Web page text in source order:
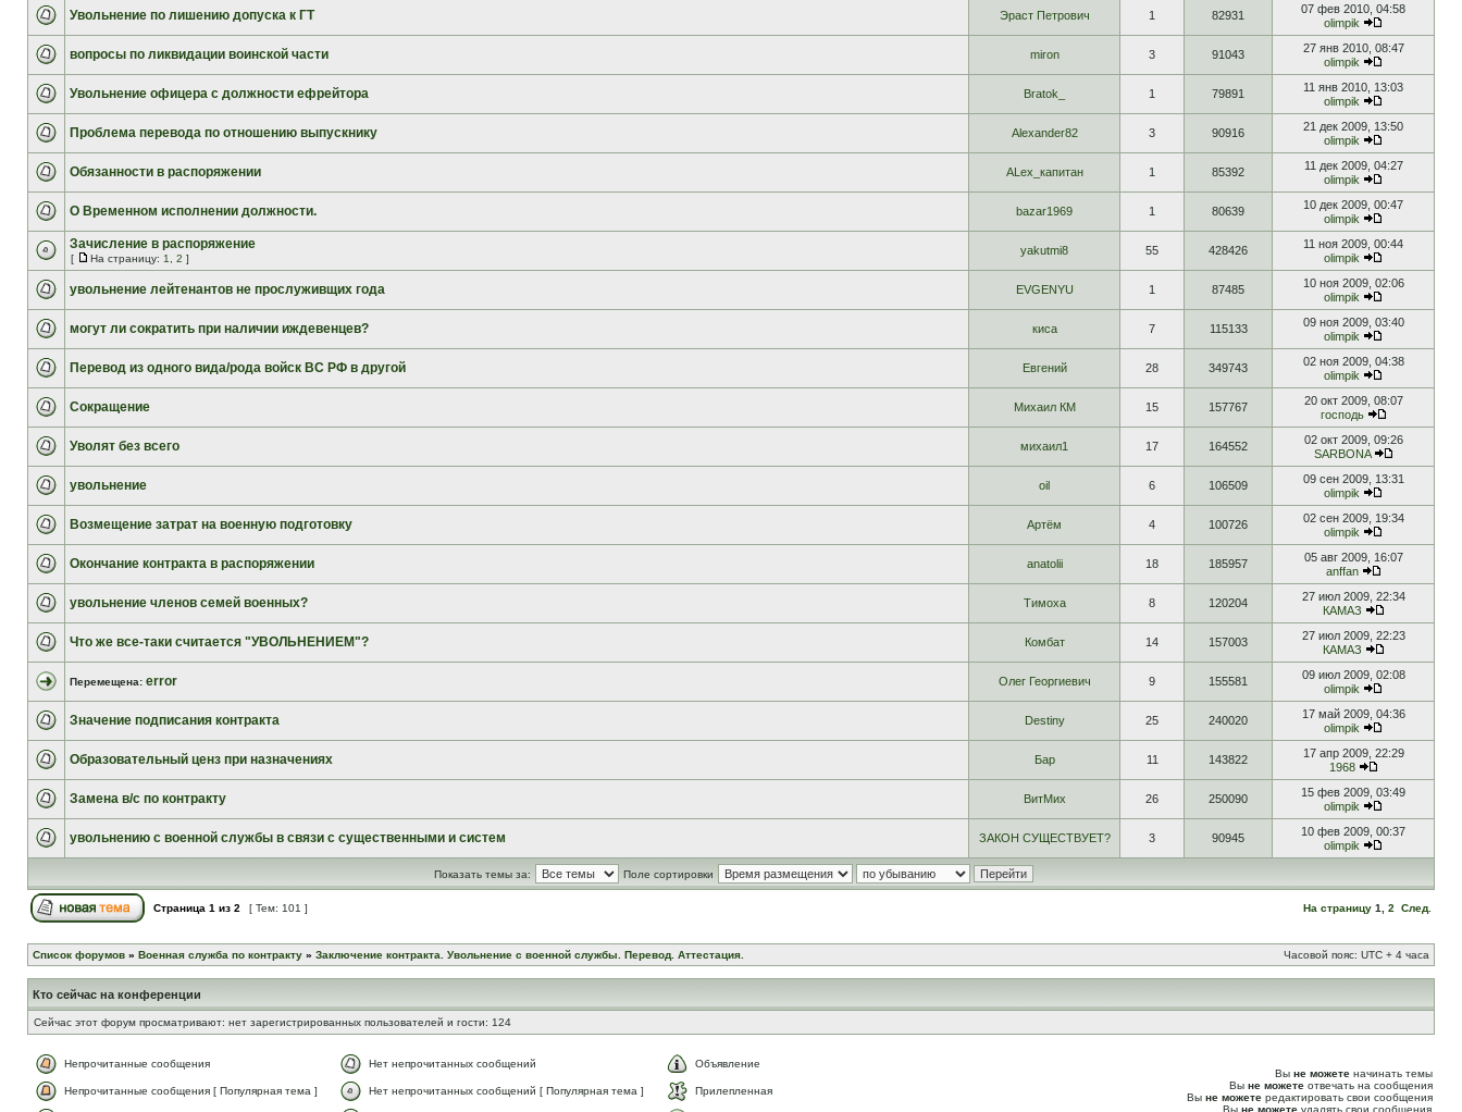
Увольнение по лишению допуска к ГТ Эраст Петрович 1 82931
07 фев 2010, 04:58
olimpik
вопросы по ликвидации воинской части miron 3 91043
27 янв 2010, 08:47
olimpik
Увольнение офицера с должности ефрейтора Bratok_ 1 79891
11 янв 2010, 13:03
olimpik
Проблема перевода по отношению выпускнику Alexander82 3 90916
21 дек 2009, 13:50
olimpik
Обязанности в распоряжении ALex_капитан 1 85392
11 дек 2009, 04:27
olimpik
О Временном исполнении должности. bazar1969 1 80639
10 дек 2009, 00:47
olimpik
Зачисление в распоряжение
[ На страницу: 1 2 ]
yakutmi8 55 428426
11 ноя 2009, 00:44
olimpik
увольнение лейтенантов не прослуживщих года EVGENYU 1 87485
10 ноя 2009, 02:06
olimpik
могут ли сократить при наличии иждевенцев? киса 7 115133
09 ноя 2009, 03:40
olimpik
Перевод из одного вида/рода войск ВС РФ в другой Евгений 28 349743
02 ноя 2009, 04:38
olimpik
Сокращение Михаил КМ 15 157767
20 окт 2009, 08:07
господь
Уволят без всего михаил1 17 164552
02 окт 2009, 09:26
SARBONA
увольнение oil 6 106509
09 сен 2009, 13:31
olimpik
Возмещение затрат на военную подготовку Артём 4 100726
02 сен 2009, 19:34
olimpik
Окончание контракта в распоряжении anatolii 18 185957
05 авг 2009, 16:07
anffan
увольнение членов семей военных? Тимоха 8 120204
27 июл 2009, 22:34
КАМАЗ
Что же все-таки считается "УВОЛЬНЕНИЕМ"? Комбат 14 157003
27 июл 2009, 22:23
КАМАЗ
Перемещена: error Олег Георгиевич 9 155581
09 июл 2009, 02:08
olimpik
Значение подписания контракта Destiny 25 240020
17 май 2009, 04:36
olimpik
Образовательный ценз при назначениях Бар 11 143822
17 апр 2009, 22:29
1968
Замена в/с по контракту ВитМих 26 250090
15 фев 2009, 03:49
olimpik
увольнению с военной службы в связи с существенными и систем ЗАКОН СУЩЕСТВУЕТ? 3 90945
10 фев 2009, 00:37
olimpik
Показать темы за: Поле сортировки
Страница 1 из 2 [ Тем: 101 ] На страницу 1 2 След.
Список форумов » Военная служба по контракту » Заключение контракта. Увольнение с военной службы. Перевод. Аттестация. Часовой пояс: UTC + 4 часа
Кто сейчас на конференции
Сейчас этот форум просматривают: нет зарегистрированных пользователей и гости: 124
Непрочитанные сообщения Нет непрочитанных сообщений Объявление
Непрочитанные сообщения [ Популярная тема ] Нет непрочитанных сообщений [ Популярная тема ] Прилепленная
Вы не можете начинать темы
Вы не можете отвечать на сообщения
Вы не можете редактировать свои сообщения
Вы не можете удалять свои сообщения